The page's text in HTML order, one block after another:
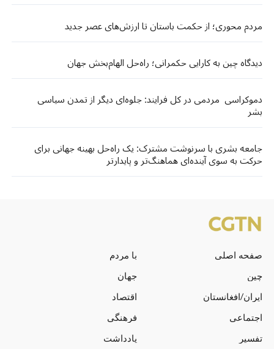
مردم محوری؛ از حکمت باستان تا ارزش‌های عصر جدید
دیدگاه چین به کارایی حکمرانی؛ راه‌حل الهام‌بخش جهان
دموکراسی مردمی در کل فرایند: جلوه‌ای دیگر از تمدن سیاسی
بشر
جامعه‌ بشری با سرنوشت مشترک: یک راه‌حل بهینه جهانی برای
حرکت به سوی آینده‌ای هماهنگ‌تر و پایدارتر
صفحه اصلی
با مردم
چین
جهان
ایران/افغانستان
اقتصاد
اجتماعی
فرهنگی
تفسیر
یادداشت